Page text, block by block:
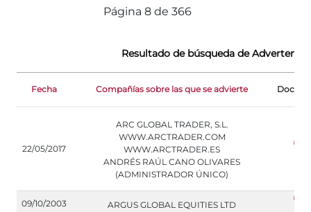
Página 8 de 366
Resultado de búsqueda de
Fecha Compañías sobre las que se advierte
22/05/2017
ARC GLOBAL TRADER, S.L.
WWW.ARCTRADER.COM
WWW.ARCTRADER.ES
ANDRÉS RAÚL CANO OLIVARES
(ADMINISTRADOR ÚNICO)
09/10/2003 ARGUS GLOBAL EQUITIES LTD